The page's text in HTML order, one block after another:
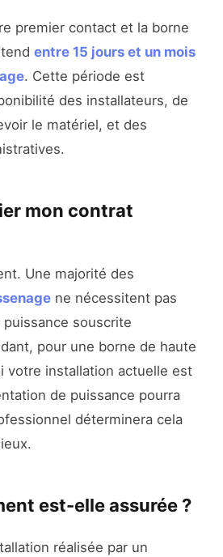
premier contact et la borne
entre 15 jours et un mois
. Cette période est
des installateurs, de
le matériel, et des
mon contrat
Une majorité des
ne nécessitent pas
souscrite
pour une borne de haute
votre installation actuelle est
de puissance pourra
déterminera cela
est-elle assurée ?
réalisée par un